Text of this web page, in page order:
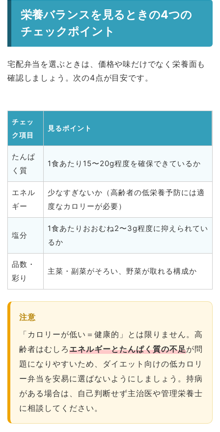
栄養バランスを見るときの4つの
チェックポイント
宅配弁当を選ぶときは、価格や味だけでなく栄養面も
確認しましょう。次の4点が目安です。
チェッ
ク項目
見るポイント
たんぱ
く質
1食あたり15〜20g程度を確保できているか
エネル
ギー
少なすぎないか（高齢者の低栄養予防には適
度なカロリーが必要）
塩分
1食あたりおおむね2〜3g程度に抑えられてい
るか
品数・
彩り
主菜・副菜がそろい、野菜が取れる構成か
注意
「カロリーが低い＝健康的」とは限りません。高
齢者はむしろエネルギーとたんぱく質の不足が問
題になりやすいため、ダイエット向けの低カロリ
ー弁当を安易に選ばないようにしましょう。持病
がある場合は、自己判断せず主治医や管理栄養士
に相談してください。